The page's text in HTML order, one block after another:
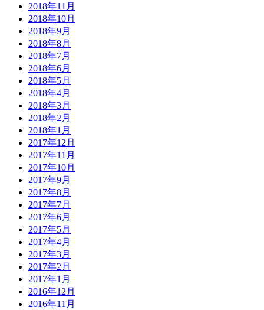
2018年11月
2018年10月
2018年9月
2018年8月
2018年7月
2018年6月
2018年5月
2018年4月
2018年3月
2018年2月
2018年1月
2017年12月
2017年11月
2017年10月
2017年9月
2017年8月
2017年7月
2017年6月
2017年5月
2017年4月
2017年3月
2017年2月
2017年1月
2016年12月
2016年11月